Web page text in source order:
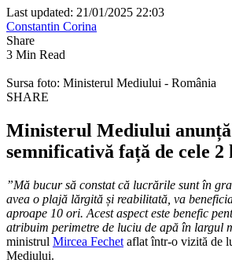
Last updated: 21/01/2025 22:03
Constantin Corina
Share
3 Min Read
Sursa foto: Ministerul Mediului - România
SHARE
Ministerul Mediului anunță
semnificativă față de cele 2
”Mă bucur să constat că lucrările sunt în
avea o plajă lărgită și reabilitată, va
aproape 10 ori. Acest aspect este benefic
atribuim perimetre de luciu de apă în largul
ministrul Mircea Fechet aflat într-o vizită de
Mediului.